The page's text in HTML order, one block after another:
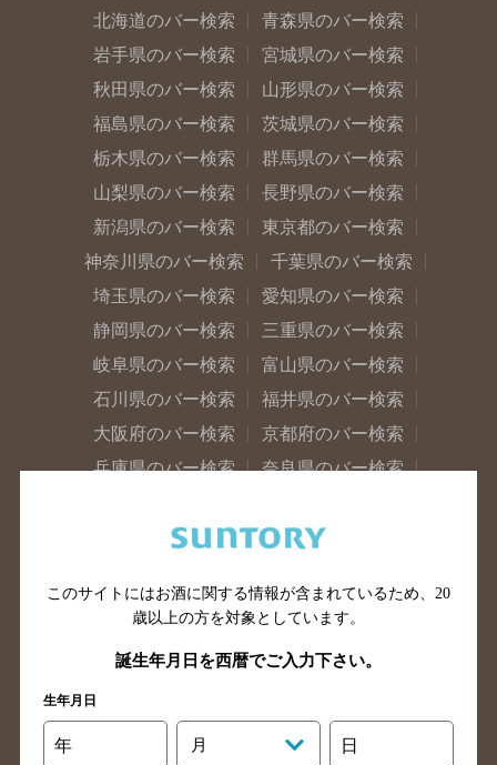
北海道のバー検索
青森県のバー検索
岩手県のバー検索
宮城県のバー検索
秋田県のバー検索
山形県のバー検索
福島県のバー検索
茨城県のバー検索
栃木県のバー検索
群馬県のバー検索
山梨県のバー検索
長野県のバー検索
新潟県のバー検索
東京都のバー検索
神奈川県のバー検索
千葉県のバー検索
埼玉県のバー検索
愛知県のバー検索
静岡県のバー検索
三重県のバー検索
岐阜県のバー検索
富山県のバー検索
石川県のバー検索
福井県のバー検索
大阪府のバー検索
京都府のバー検索
兵庫県のバー検索
奈良県のバー検索
広島県のバー検索
岡山県のバー検索
島根県のバー検索
徳島県のバー検索
高知県のバー検索
福岡県のバー検索
長崎県のバー検索
大分県のバー検索
熊本県のバー検索
このサイトにはお酒に関する情報が含まれているため、 20
歳以上の方を対象としています。
誕生年月日を西暦でご入力下さい。
生年月日
年 月 日